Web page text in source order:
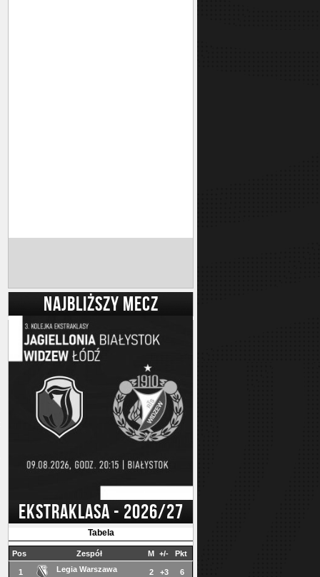
NAJBLIŻSZY MECZ
EKSTRAKLASA - 2026/27
Tabela
Pos Zespół M +/- Pkt
1 Legia Warszawa 2 +3 6